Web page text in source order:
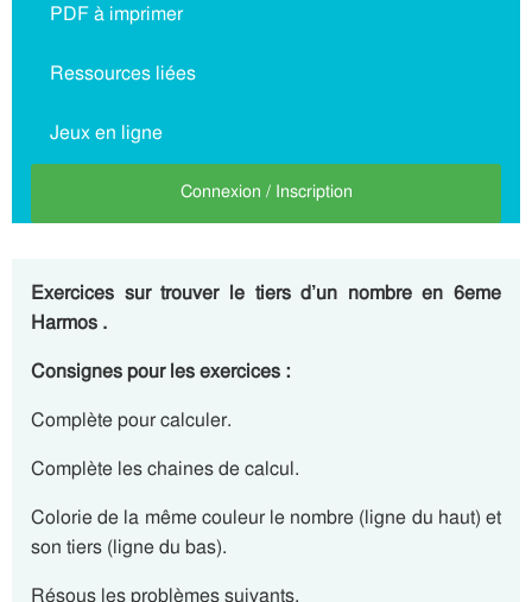
PDF à imprimer
Ressources liées
Jeux en ligne
Connexion / Inscription
Exercices sur trouver le tiers d’un nombre en 6eme
Harmos .
Consignes pour les exercices :
Complète pour calculer.
Complète les chaines de calcul.
Colorie de la même couleur le nombre (ligne du haut) et
son tiers (ligne du bas).
Résous les problèmes suivants.